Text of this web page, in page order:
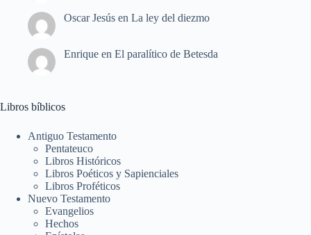
Oscar Jesús en La ley del diezmo
Enrique en El paralítico de Betesda
Libros bíblicos
Antiguo Testamento
Pentateuco
Libros Históricos
Libros Poéticos y Sapienciales
Libros Proféticos
Nuevo Testamento
Evangelios
Hechos